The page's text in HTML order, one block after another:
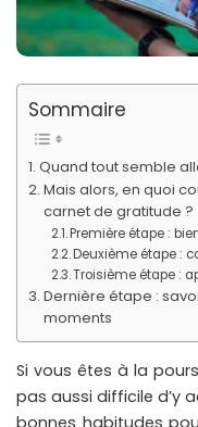
Sommaire
Quand tout semble
Mais alors, en quoi
carnet de gratitude ?
Première étape :
Deuxième étape :
Troisième étape :
Dernière étape :
moments
Si vous êtes à la
pas aussi difficile d’y